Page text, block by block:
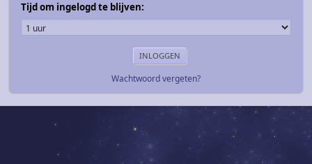
Tijd om ingelogd te blijven:
Wachtwoord vergeten?